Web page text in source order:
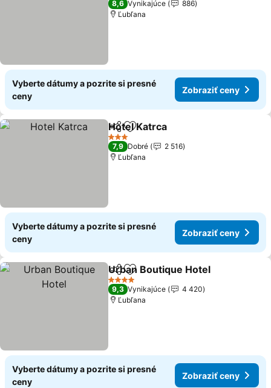
8,6 Vynikajúce
886
Ľubľana
Vyberte dátumy a pozrite si presné
ceny
Zobraziť ceny
ZdieľaťPridať do obľúbených
Hotel Katrca
3 Počet hviezdičiek
7,9 Dobré
2 516
Ľubľana
Vyberte dátumy a pozrite si presné
ceny
Zobraziť ceny
ZdieľaťPridať do obľúbených
Urban Boutique Hotel
4 Počet hviezdičiek
9,3 Vynikajúce
4 420
Ľubľana
Vyberte dátumy a pozrite si presné
ceny
Zobraziť ceny